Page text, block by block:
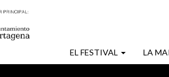
MAIN
NAVIGATION
EL FESTIVAL LA